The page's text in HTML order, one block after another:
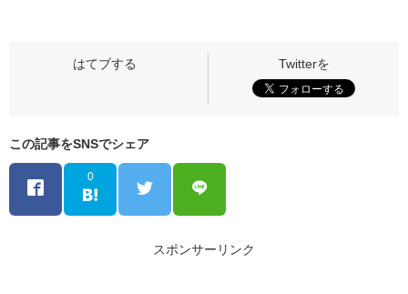
この記事をSNSでシェア
0
スポンサーリンク